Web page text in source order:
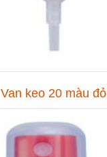
Van keo 20 màu đỏ